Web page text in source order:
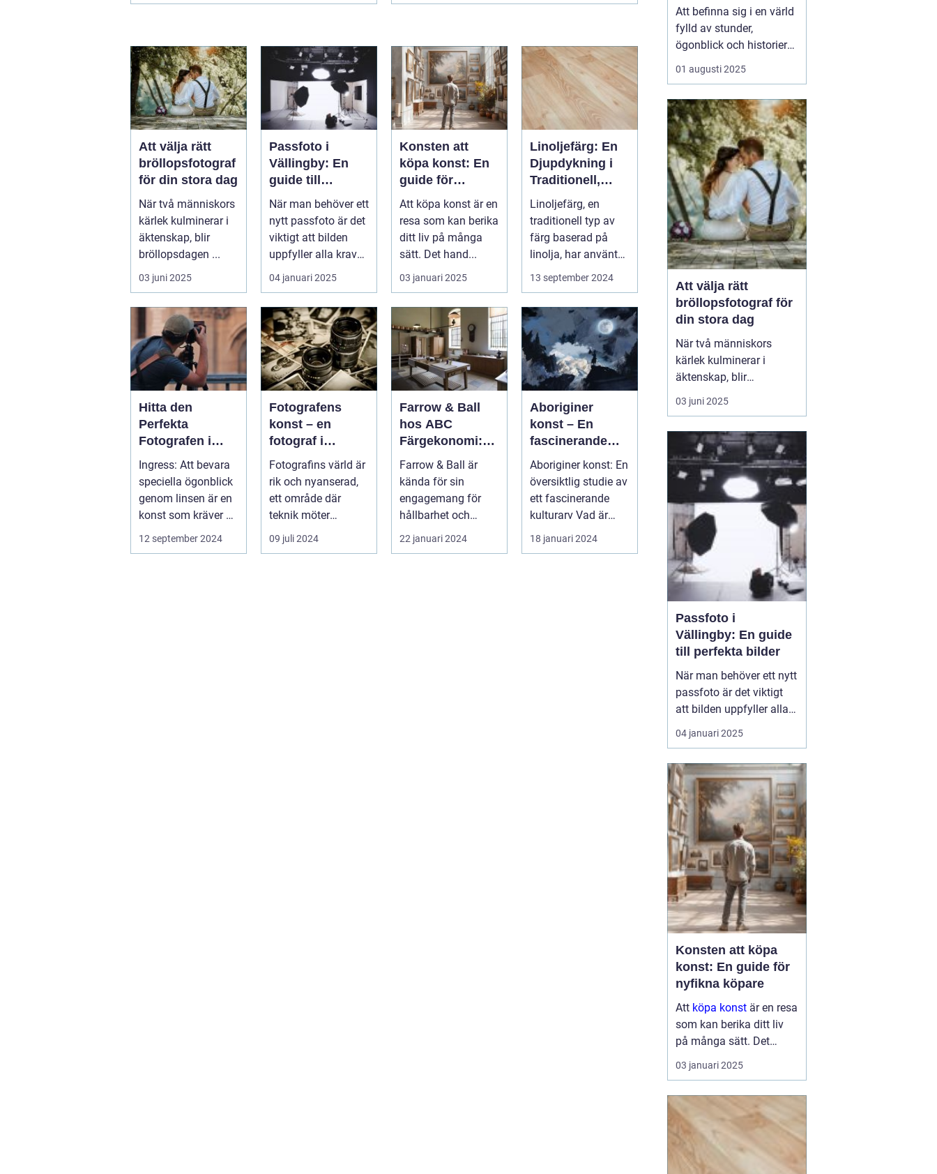
Att välja rätt
bröllopsfotograf
för din stora dag
När två människors
kärlek kulminerar i
äktenskap, blir
bröllopsdagen ...
03 juni 2025
Passfoto i
Vällingby: En
guide till
perfekta bilder
När man behöver ett
nytt passfoto är det
viktigt att bilden
uppfyller alla krav
och s...
04 januari 2025
Konsten att
köpa konst: En
guide för
nyfikna köpare
Att köpa konst är en
resa som kan berika
ditt liv på många
sätt. Det hand...
03 januari 2025
Linoljefärg: En
Djupdykning i
Traditionell,
Naturlig och
Hållbar
Målarfärg
Linoljefärg, en
traditionell typ av
färg baserad på
linolja, har använts i
13 september 2024
Hitta den
Perfekta
Fotografen i
Stockholm
Ingress: Att bevara
speciella ögonblick
genom linsen är en
konst som kräver ett
12 september 2024
Fotografens
konst – en
fotograf i
Linköping gör
mer än att bara
trycka på en
knapp
Fotografins värld är
rik och nyanserad,
ett område där
teknik möter
konstn...
09 juli 2024
Farrow & Ball
hos ABC
Färgekonomi:
vackra kulörer
och
miljömedvetenh
et
Farrow & Ball är
kända för sin
engagemang för
hållbarhet och
miljö...
22 januari 2024
Aboriginer
konst – En
fascinerande
resa in i det
australiska
aboriginska
kulturarvet
Aboriginer konst: En
översiktlig studie av
ett fascinerande
kulturarv Vad är
aboriginer konst
och ...
18 januari 2024
Att befinna sig i en värld
fylld av stunder,
ögonblick och historier
kan verkligen vara
magiskt, särskilt när
fotografins lins. I Umeå
finns det otaliga tillfällen
som är värda att f&o...
01 augusti 2025
Att välja rätt
bröllopsfotograf för
din stora dag
När två människors
kärlek kulminerar i
äktenskap, blir
bröllopsdagen en av de
mest minnesvärda och
deras liv. Varje par
önskar att bevara dessa
ögonblick för att åte...
03 juni 2025
Passfoto i
Vällingby: En guide
till perfekta bilder
När man behöver ett nytt
passfoto är det viktigt
att bilden uppfyller alla
krav och standarder, och
det kan kännas
många. I Vällingby finns
det flera alternativ för att
ta ett pass...
04 januari 2025
Konsten att köpa
konst: En guide för
nyfikna köpare
Att köpa konst är en resa
som kan berika ditt liv
på många sätt. Det
handlar om mer än att
bara hänga en tavla på
källa till inspirati...
03 januari 2025